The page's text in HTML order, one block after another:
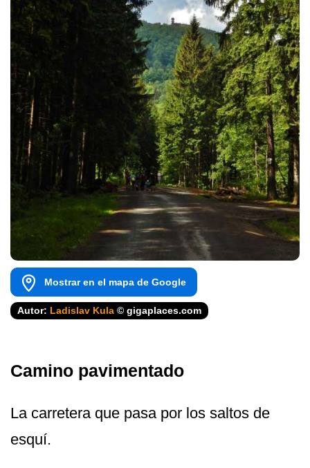
Mostrar en el mapa de Google
Autor: Ladislav Kula © gigaplaces.com
Camino pavimentado
La carretera que pasa por los saltos de
esquí.